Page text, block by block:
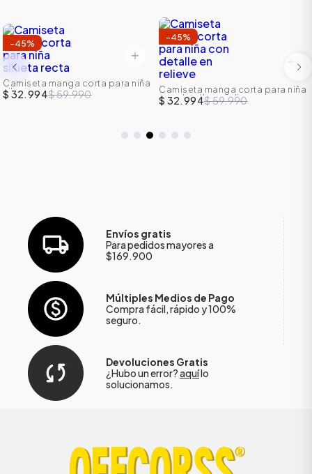
-45%
Camiseta manga corta para niña
silueta recta
$ 32.994$ 59.990
-45%
Camiseta manga corta para niña
con detalle en relieve
$ 32.994$ 59.990
Envíos gratis
Para pedidos mayores a
$169.900
Múltiples Medios de Pago
Compra fácil, rápido y 100%
seguro.
Devoluciones Gratis
¿Hubo un error?aquílo
solucionamos.